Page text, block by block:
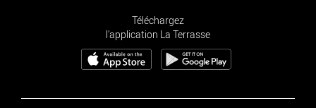
Téléchargez
l'application La Terrasse